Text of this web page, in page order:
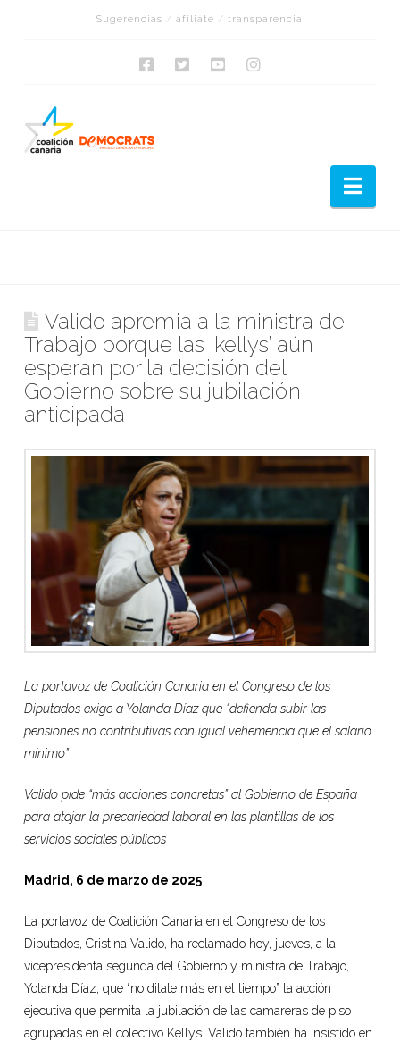
Sugerencias /afíliate /transparencia
Valido apremia a la ministra de
Trabajo porque las ‘kellys’ aún
esperan por la decisión del
Gobierno sobre su jubilación
anticipada
La portavoz de Coalición Canaria en el Congreso de los
Diputados exige a Yolanda Díaz que “defienda subir las
pensiones no contributivas con igual vehemencia que el salario
mínimo”
Valido pide “más acciones concretas” al Gobierno de España
para atajar la precariedad laboral en las plantillas de los
servicios sociales públicos
Madrid, 6 de marzo de 2025
La portavoz de Coalición Canaria en el Congreso de los
Diputados, Cristina Valido, ha reclamado hoy, jueves, a la
vicepresidenta segunda del Gobierno y ministra de Trabajo,
Yolanda Díaz, que “no dilate más en el tiempo” la acción
ejecutiva que permita la jubilación de las camareras de piso
agrupadas en el colectivo Kellys. Valido también ha insistido en